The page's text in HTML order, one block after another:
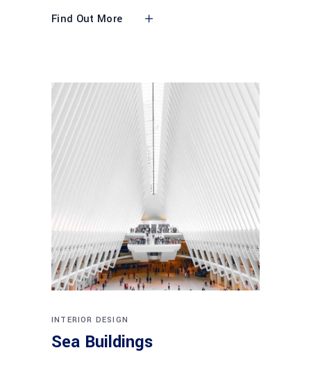
Find Out More
INTERIOR DESIGN
Sea Buildings